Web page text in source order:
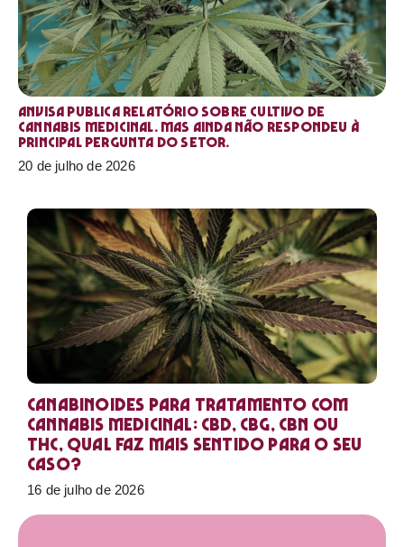
Anvisa publica relatório sobre cultivo de
Cannabis medicinal. Mas ainda não respondeu à
principal pergunta do setor.
20 de julho de 2026
Canabinoides para tratamento com
cannabis medicinal: CBD, CBG, CBN ou
THC, qual faz mais sentido para o seu
caso?
16 de julho de 2026